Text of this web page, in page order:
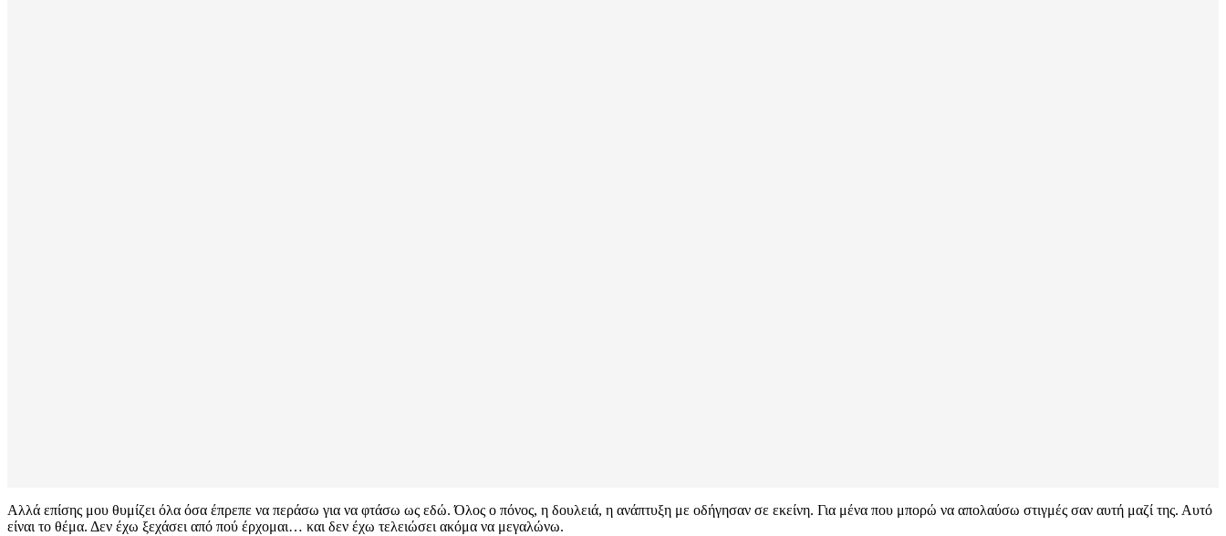
Αλλά επίσης μου θυμίζει όλα όσα έπρεπε να περάσω για να φτάσω ως εδώ. Όλος ο πόνος, η δουλειά, η ανάπτυξη με οδήγησαν σε εκείνη. Για μένα που μπορώ να απολαύσω στιγμές σαν αυτή μαζί της. Αυτό
είναι το θέμα. Δεν έχω ξεχάσει από πού έρχομαι… και δεν έχω τελειώσει ακόμα να μεγαλώνω.